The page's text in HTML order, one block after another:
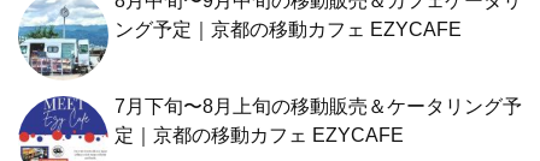
ング予定｜京都の移動カフェ EZYCAFE
7月下旬〜8月上旬の移動販売＆ケータリング予
定｜京都の移動カフェ EZYCAFE